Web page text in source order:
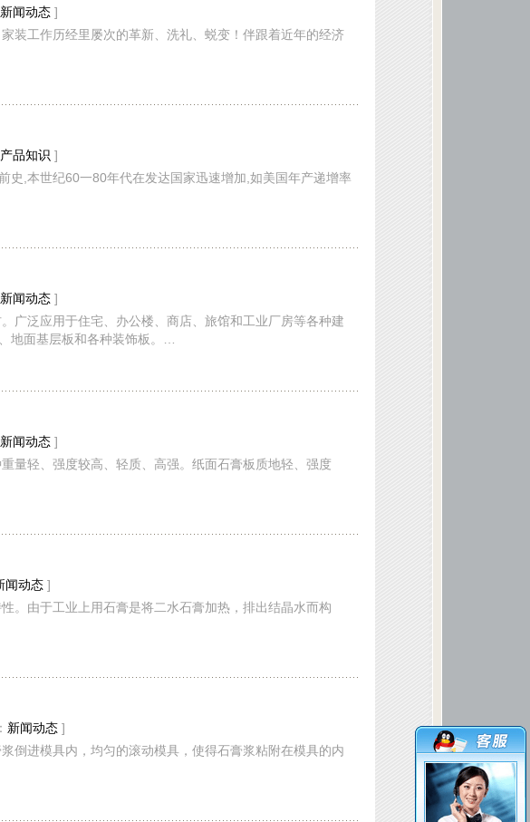
新闻动态 ]
装工作历经里屡次的革新、洗礼、蜕变！伴跟着近年的经济
产品知识 ]
史,本世纪60一80年代在发达国家迅速增加,如美国年产递增率
新闻动态 ]
广泛应用于住宅、办公楼、商店、旅馆和工业厂房等各种建
地面基层板和各种装饰板。…
新闻动态 ]
量轻、强度较高、轻质、高强。纸面石膏板质地轻、强度
闻动态 ]
。由于工业上用石膏是将二水石膏加热，排出结晶水而构
新闻动态 ]
倒进模具内，均匀的滚动模具，使得石膏浆粘附在模具的内